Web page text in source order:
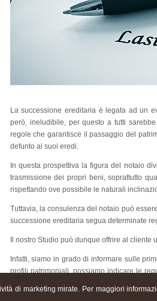
di marketing mirate. Per maggiori
La successione ereditaria è legata ad un
però, ineludibile, per questo a tutti
regole che garantisce il passaggio del
defunto ai suoi eredi.
In questa prospettiva la figura del notaio
trasmissione dei propri beni, soprattutto
rispettando ove possibile le naturali
Tuttavia, la consulenza del notaio può
successione ereditaria segua determinate
Il nostro Studio può dunque offrire al
Infatti, siamo in grado di informare sulle
profili patrimoniali, possiamo indicare le
di chi ha lasciato un testamento); siamo in